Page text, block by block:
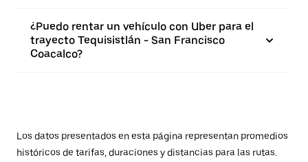
¿Puedo rentar un vehículo con Uber para el
trayecto Tequisistlán - San Francisco
Coacalco?
Los datos presentados en esta página representan promedios
históricos de tarifas, duraciones y distancias para las rutas.